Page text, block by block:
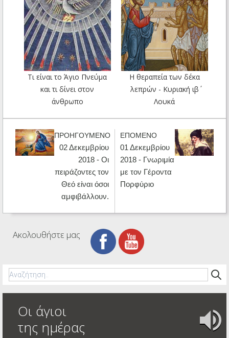
Τι είναι το Άγιο Πνεύμα
και τι δίνει στον
άνθρωπο
Η θεραπεία των δέκα
λεπρών - Κυριακή ιβ΄
Λουκά
ΠΡΟΗΓΟΥΜΕΝΟ
02 Δεκεμβρίου
2018 - Οι
πειράζοντες τον
Θεό είναι όσοι
αμφιβάλλουν.
ΕΠΟΜΕΝΟ
01 Δεκεμβρίου
2018 - Γνωριμία
με τον Γέροντα
Πορφύριο
Ακολουθήστε μας
Οι άγιοι
της ημέρας